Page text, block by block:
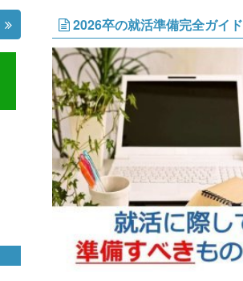
2026卒の就活準備完全ガイド